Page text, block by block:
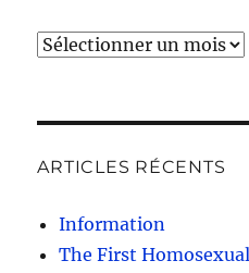
Archives
ARTICLES RÉCENTS
Information
The First